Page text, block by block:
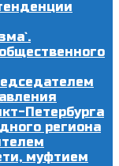
Петербурга
региона
муфтием